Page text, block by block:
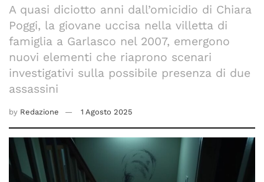
A quasi diciotto anni dall’omicidio di Chiara
Poggi, la giovane uccisa nella villetta di
famiglia a Garlasco nel 2007, emergono
nuovi elementi che riaprono scenari
investigativi sulla possibile presenza di due
assassini
by Redazione 1 Agosto 2025